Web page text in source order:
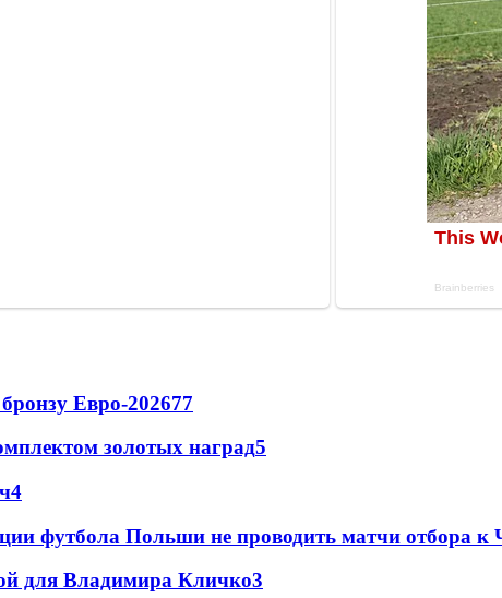
Евро-202677
золотых наград5
4
футбола Польши не проводить матчи отбора к
для Владимира Кличко3